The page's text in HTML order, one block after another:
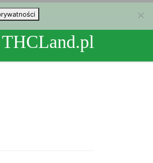
THCLand.pl